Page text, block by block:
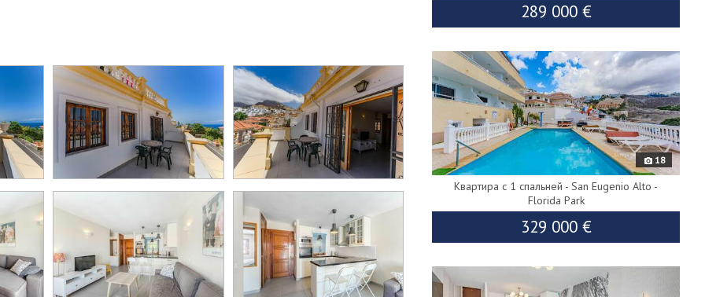
289 000 €
18
Квартира с 1 спальней - San Eugenio Alto -
Florida Park
329 000 €